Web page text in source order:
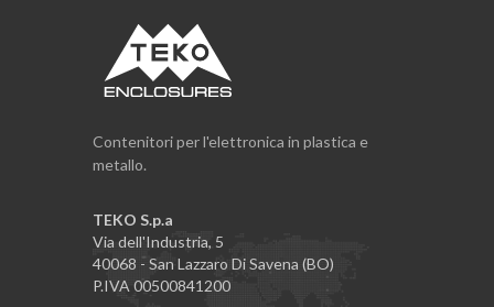
Contenitori per l'elettronica in plastica e
metallo.
TEKO S.p.a
Via dell'Industria, 5
40068 - San Lazzaro Di Savena (BO)
P.IVA 00500841200